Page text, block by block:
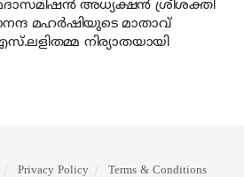
അധ്യക്ഷന്‍ ശ്രീശക്തി
മഹര്‍ഷിയുടെ മാതാവ്
നിര്യാതയായി
Privacy Policy Terms & Conditions